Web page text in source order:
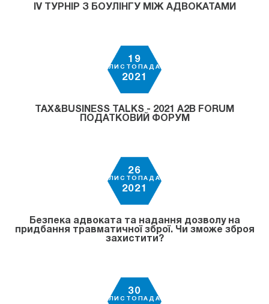
ІV ТУРНІР З БОУЛІНГУ МІЖ АДВОКАТАМИ
19
ЛИСТОПАДА
2021
TAX&BUSINESS TALKS - 2021 A2B FORUM
ПОДАТКОВИЙ ФОРУМ
26
ЛИСТОПАДА
2021
Безпека адвоката та надання дозволу на
придбання травматичної зброї. Чи зможе зброя
захистити?
30
ЛИСТОПАДА